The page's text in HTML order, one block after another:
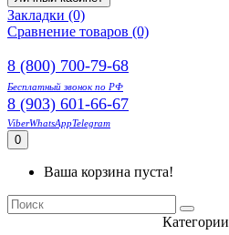
Закладки (0)
Сравнение товаров (0)
8 (800) 700-79-68
Бесплатный звонок по РФ
8 (903) 601-66-67
ViberWhatsAppTelegram
0
Ваша корзина пуста!
Категории